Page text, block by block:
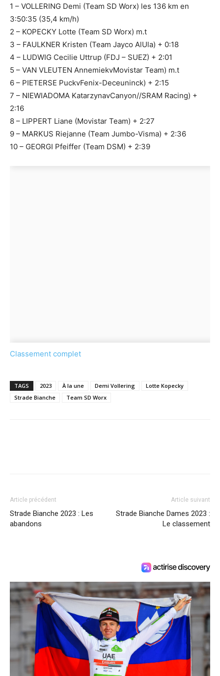
1 – VOLLERING Demi (Team SD Worx) les 136 km en
3:50:35 (35,4 km/h)
2 – KOPECKY Lotte (Team SD Worx) m.t
3 – FAULKNER Kristen (Team Jayco AlUla) + 0:18
4 – LUDWIG Cecilie Uttrup (FDJ – SUEZ) + 2:01
5 – VAN VLEUTEN AnnemiekvMovistar Team) m.t
6 – PIETERSE PuckvFenix-Deceuninck) + 2:15
7 – NIEWIADOMA KatarzynavCanyon//SRAM Racing) +
2:16
8 – LIPPERT Liane (Movistar Team) + 2:27
9 – MARKUS Riejanne (Team Jumbo-Visma) + 2:36
10 – GEORGI Pfeiffer (Team DSM) + 2:39
Classement complet
TAGS 2023 À la une Demi Vollering
Lotte Kopecky
Strade Bianche
Team SD Worx
Article précédent
Strade Bianche 2023 : Les
abandons
Article suivant
Strade Bianche Dames 2023 :
Le classement